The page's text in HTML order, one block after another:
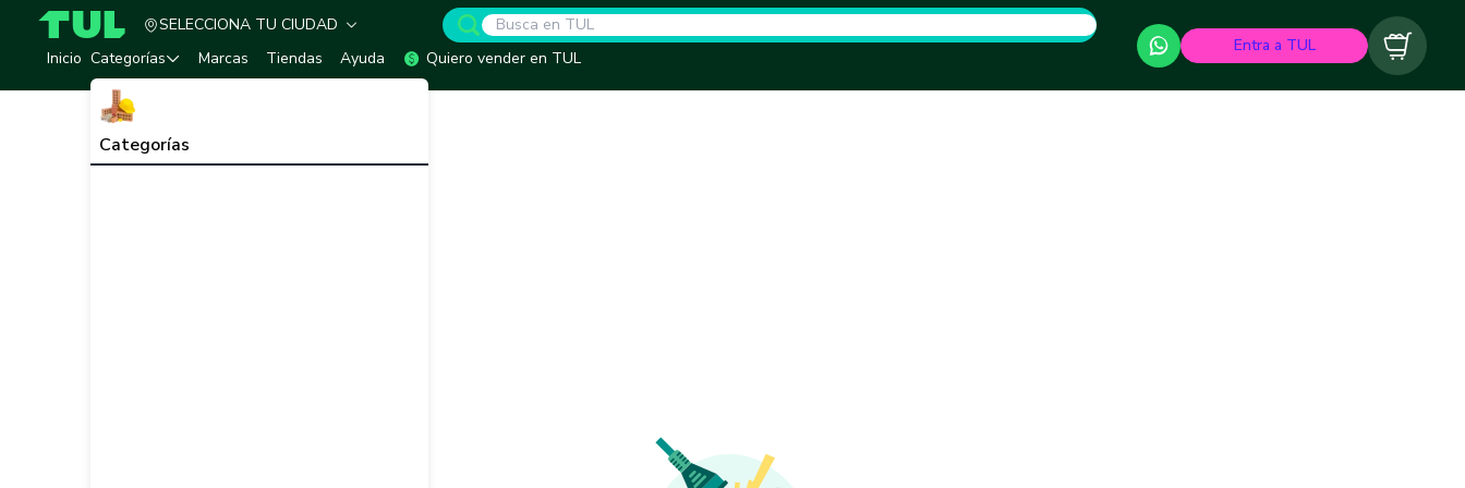
TUL - Tu Marketplace de Construcción
SELECCIONA TU CIUDAD
Inicio Categorías
Categorías
Marcas Tiendas Ayuda Quiero vender en TUL
Entra a TUL Carrito